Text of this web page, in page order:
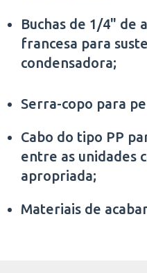
Buchas de 1/4" de
francesa para
condensadora;
Serra-copo para
Cabo do tipo PP
entre as unidades
apropriada;
Materiais de